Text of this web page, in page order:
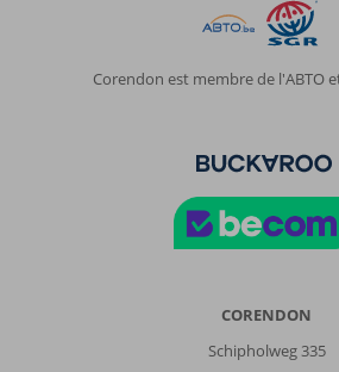
Corendon est membre de l'ABTO
CORENDON
Schipholweg 335